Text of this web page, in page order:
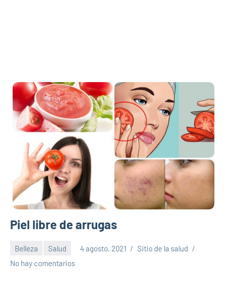
Piel libre de arrugas
Belleza Salud 4 agosto, 2021
Sitio de la salud
No hay comentarios